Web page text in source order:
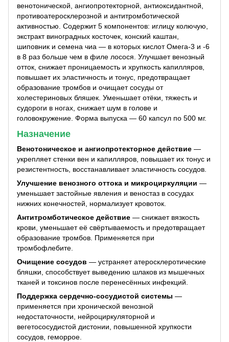
венотонической, ангиопротекторной, антиоксидантной,
противоатеросклерозной и антитромботической
активностью. Содержит 5 компонентов: иглицу колючую,
экстракт виноградных косточек, конский каштан,
шиповник и семена чиа — в которых кислот Омега-3 и -6
в 8 раз больше чем в филе лосося. Улучшает венозный
отток, снижает проницаемость и хрупкость капилляров,
повышает их эластичность и тонус, предотвращает
образование тромбов и очищает сосуды от
холестериновых бляшек. Уменьшает отёки, тяжесть и
судороги в ногах, снижает шум в голове и
головокружение. Форма выпуска — 60 капсул по 500 мг.
Назначение
Венотоническое и ангиопротекторное действие —
укрепляет стенки вен и капилляров, повышает их тонус и
резистентность, восстанавливает эластичность сосудов.
Улучшение венозного оттока и микроциркуляции —
уменьшает застойные явления и веностаз в сосудах
нижних конечностей, нормализует кровоток.
Антитромботическое действие — снижает вязкость
крови, уменьшает её свёртываемость и предотвращает
образование тромбов. Применяется при
тромбофлебите.
Очищение сосудов — устраняет атеросклеротические
бляшки, способствует выведению шлаков из мышечных
тканей и токсинов после перенесённых инфекций.
Поддержка сердечно-сосудистой системы —
применяется при хронической венозной
недостаточности, нейроциркуляторной и
вегетососудистой дистонии, повышенной хрупкости
сосудов, геморрое.